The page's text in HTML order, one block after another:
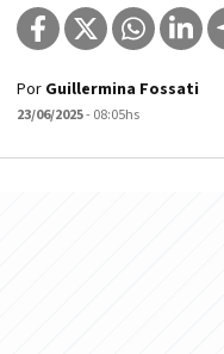
Por Guillermina Fossati
23/06/2025- 08:05hs